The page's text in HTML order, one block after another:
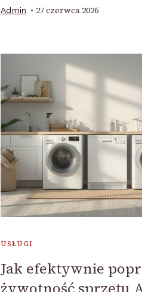
Admin 27 czerwca 2026
USŁUGI
Jak efektywnie